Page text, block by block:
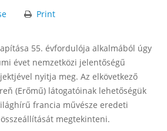
Print
55. évfordulója alkalmából úgy
évet nemzetközi jelentőségű
nyitja meg. Az elkövetkező
(Erőmű) látogatóinak lehetőségük
francia művésze eredeti
megtekinteni.